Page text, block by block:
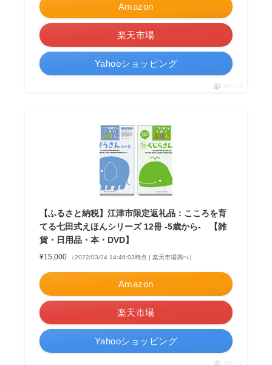
Amazon
楽天市場
Yahooショッピング
ポチップ
【ふるさと納税】江津市限定返礼品：こころを育
てる七田式えほんシリーズ 12冊 -5歳から- 【雑
貨・日用品・本・DVD】
¥15,000 （2022/03/24 14:46:03時点 | 楽天市場調べ）
Amazon
楽天市場
Yahooショッピング
ポチップ